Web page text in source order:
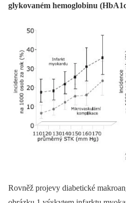
glykovaném hemoglobinu
Rovněž projevy diabetické